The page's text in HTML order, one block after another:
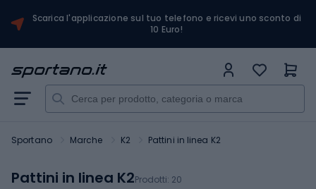
Scarica l'applicazione sul tuo telefono e ricevi uno sconto di
10 Euro!
Sportano Marche K2 Pattini in linea K2
Pattini in linea K2Prodotti: 20